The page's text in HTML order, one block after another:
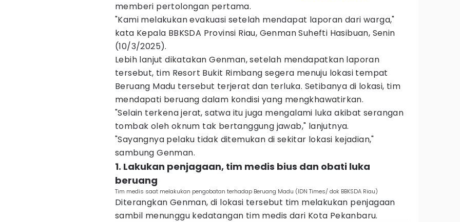
memberi pertolongan pertama.
"Kami melakukan evakuasi setelah mendapat laporan dari warga,"
kata Kepala BBKSDA Provinsi Riau, Genman Suhefti Hasibuan, Senin
(10/3/2025).
Lebih lanjut dikatakan Genman, setelah mendapatkan laporan
tersebut, tim Resort Bukit Rimbang segera menuju lokasi tempat
Beruang Madu tersebut terjerat dan terluka. Setibanya di lokasi, tim
mendapati beruang dalam kondisi yang mengkhawatirkan.
"Selain terkena jerat, satwa itu juga mengalami luka akibat serangan
tombak oleh oknum tak bertanggung jawab," lanjutnya.
"Sayangnya pelaku tidak ditemukan di sekitar lokasi kejadian,"
sambung Genman.
1. Lakukan penjagaan, tim medis bius dan obati luka
beruang
Tim medis saat melakukan pengobatan terhadap Beruang Madu (IDN Times/ dok BBKSDA Riau)
Diterangkan Genman, di lokasi tersebut tim melakukan penjagaan
sambil menunggu kedatangan tim medis dari Kota Pekanbaru.